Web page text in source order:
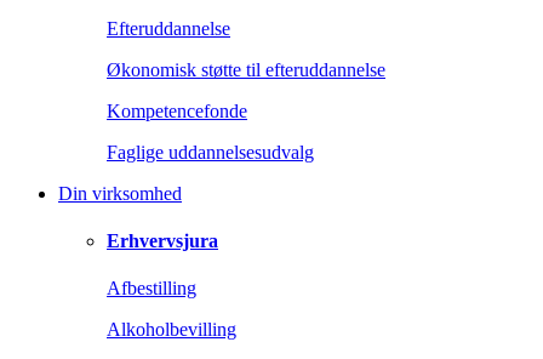
Efteruddannelse
Økonomisk støtte til efteruddannelse
Kompetencefonde
Faglige uddannelsesudvalg
Din virksomhed
Erhvervsjura
Afbestilling
Alkoholbevilling